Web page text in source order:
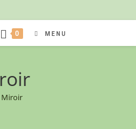
0 MENU
Miroir